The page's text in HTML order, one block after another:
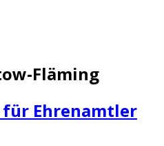
Fläming
Ehrenamtler